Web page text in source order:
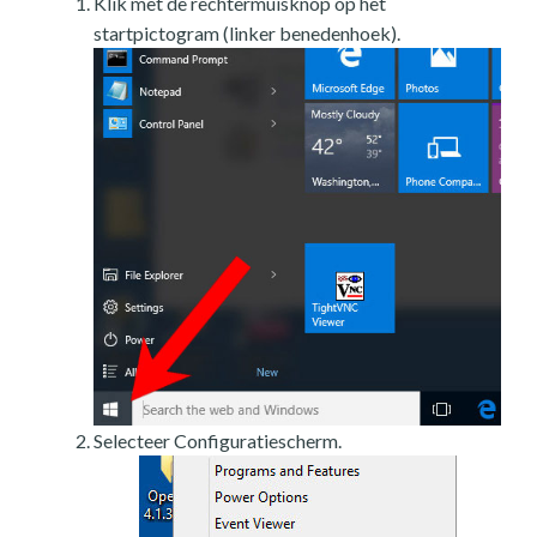
startpictogram (linker benedenhoek).
Selecteer Configuratiescherm.